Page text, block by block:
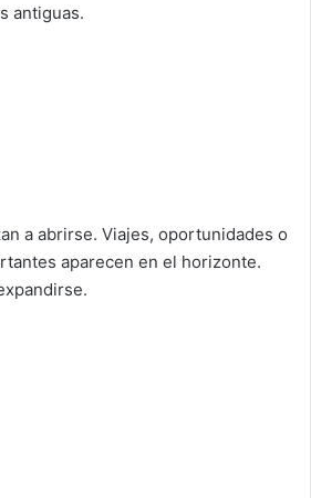
antiguas.
a abrirse. Viajes, oportunidades o
aparecen en el horizonte.